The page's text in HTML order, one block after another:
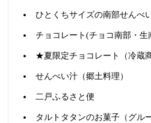
ひとくちサイズの南部せんべ
チョコレート(チョコ南部・生
★夏限定チョコレート（冷蔵商
せんべい汁（郷土料理）
二戸ふるさと便
タルトタタンのお菓子（グル